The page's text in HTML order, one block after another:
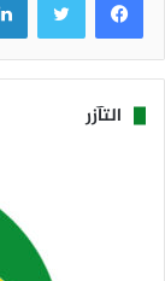
التآزر